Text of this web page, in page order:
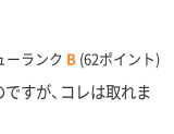
ーランク B (62ポイント)
すが、コレは取れま